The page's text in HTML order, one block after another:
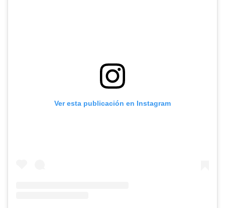
Ver esta publicación en Instagram